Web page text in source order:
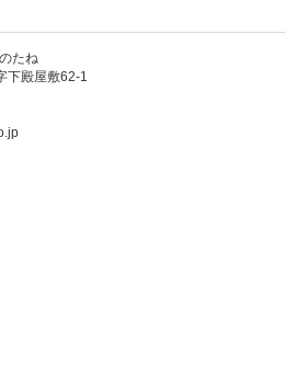
たね
下殿屋敷62-1